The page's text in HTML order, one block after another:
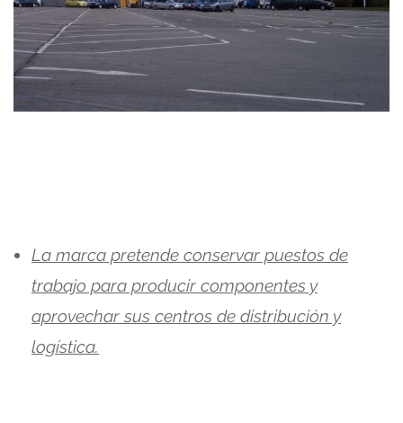
La marca pretende conservar puestos de
trabajo para producir componentes y
aprovechar sus centros de distribución y
logística.